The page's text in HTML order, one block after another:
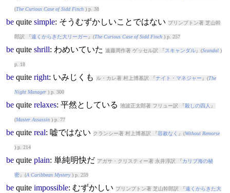
(The Curious Case of Sidd Finch) p. 38
be quite simple: そうむずかしいことではない プリンプトン著 芝山幹
郎訳 『遠くからきた大リーガー 』(The Curious Case of Sidd Finch) p. 257
be quite shrill: わめいていた 遠藤周作著 ゲッセル訳 『 スキャンダル』(Scandal)
p. 18
be quite right: いみじくも ル・カレ著 村上博基訳 『ナイト・マネジャー 』(The
Night Manager) p. 300
be quite relaxes: 平然としている 池波正太郎著 フリュー訳 『殺しの四人 』
(Master Assassin) p. 77
be quite real: 嘘ではない クランシー著 村上博基訳 『容赦なく 』(Without Remorse
) p. 214
be quite plain: 単純明快だ アガサ・クリスティー著 永井淳訳 『 カリブ海の秘
密』(A Caribbean Mystery) p. 259
be quite impossible: むずかしい プリンプトン著 芝山幹郎訳 『遠くからきた大